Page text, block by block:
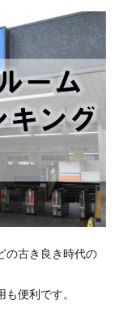
の古き良き時代の
便利です。